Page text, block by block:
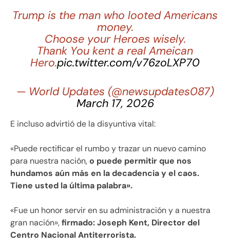
Trump is the man who looted Americans
money.
Choose your Heroes wisely.
Thank You kent a real Ameican
Hero.pic.twitter.com/v76zoLXP70
— World Updates (@newsupdates087)
March 17, 2026
E incluso advirtió de la disyuntiva vital:
«Puede rectificar el rumbo y trazar un nuevo camino
para nuestra nación,o puede permitir que nos
hundamos aún más en la decadencia y el caos.
Tiene usted la última palabra».
«Fue un honor servir en su administración y a nuestra
gran nación»,firmado: Joseph Kent, Director del
Centro Nacional Antiterrorista.